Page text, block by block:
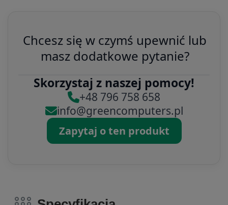
Chcesz się w czymś upewnić lub
masz dodatkowe pytanie?
Skorzystaj z naszej pomocy!
+48 796 758 658
info@greencomputers.pl
Zapytaj o ten produkt